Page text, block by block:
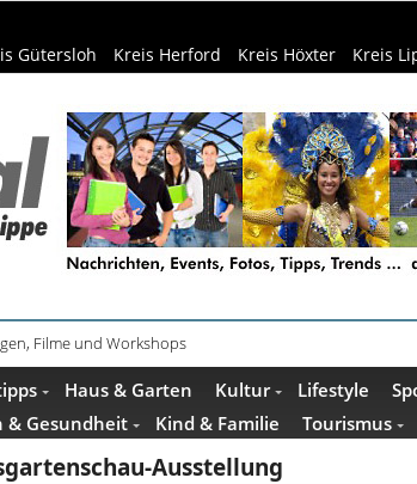
Gütersloh Kreis Herford Kreis Höxter Kreis
Filme und Workshops
Mindener Museum am 13. August
Haus & Garten Kultur Lifestyle
& Gesundheit Kind & Familie Tourismus
Ausstellung